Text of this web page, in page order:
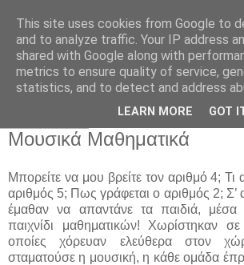
Παιδικός Σταθμός-
Νηπιαγωγείο
Μουσικά Μαθηματικά
Μπορείτε να μου βρείτε τον αριθμό 4; Τι
αριθμός 5; Πως γράφεται ο αριθμός 2; Σ’
έμαθαν να απαντάνε τα παιδιά,
παιχνίδι μαθηματικών! Χωρίστηκαν
οποίες χόρευαν ελεύθερα στον
σταματούσε η μουσική, η κάθε ομάδα
This site uses cookies from Google to
and to analyze traffic. Your IP address
shared with Google along with
metrics to ensure quality of service,
statistics, and to detect and address
LEARN MORE GOT